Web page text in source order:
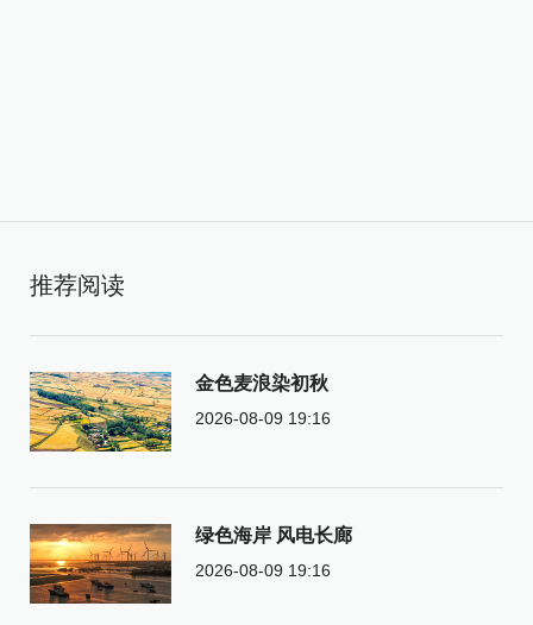
推荐阅读
金色麦浪染初秋
2026-08-09 19:16
绿色海岸 风电长廊
2026-08-09 19:16